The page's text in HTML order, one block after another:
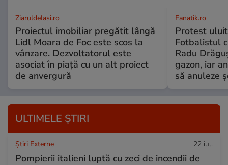
ZiaruldeIasi.ro
Proiectul imobiliar pregătit lângă
Lidl Moara de Foc este scos la
vânzare. Dezvoltatorul este
asociat în piață cu un alt proiect
de anvergură
Fanatik.ro
Protest
Fotbalistul
Radu
gazon, iar
să anuleze
ULTIMELE ȘTIRI
Știri Externe 22 iul.
Pompierii italieni luptă cu zeci de incendii de